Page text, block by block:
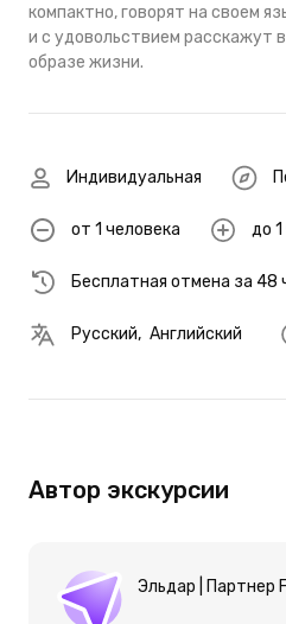
компактно, говорят на своем
и с удовольствием расскажут
образе жизни.
Индивидуальная
от 1 человека до
Бесплатная отмена за 48
Русский, Английский
Автор экскурсии
Эльдар | Партнер